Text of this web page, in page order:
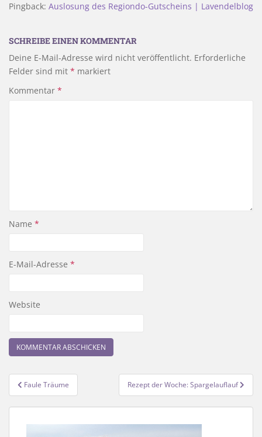
Pingback: Auslosung des Regiondo-Gutscheins | Lavendelblog
SCHREIBE EINEN KOMMENTAR
Deine E-Mail-Adresse wird nicht veröffentlicht. Erforderliche
Felder sind mit * markiert
Kommentar *
Name *
E-Mail-Adresse *
Website
Beitragsnavigation
Faule Träume Rezept der Woche: Spargelauflauf